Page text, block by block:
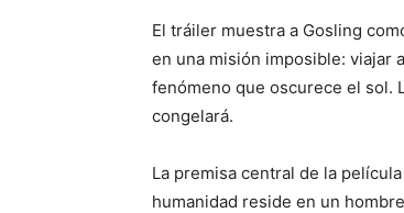
El tráiler muestra a Gosling
en una misión imposible: viajar
fenómeno que oscurece el sol.
congelará.
La premisa central de la
humanidad reside en un